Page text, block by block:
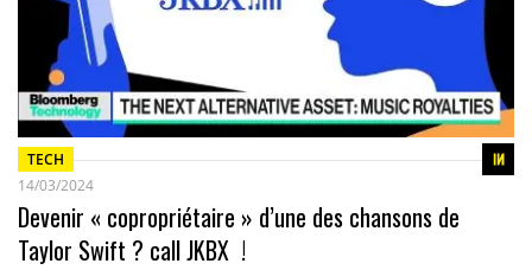
TECH
14/03/2024
Devenir « copropriétaire » d’une des chansons de
Taylor Swift ? call JKBX !